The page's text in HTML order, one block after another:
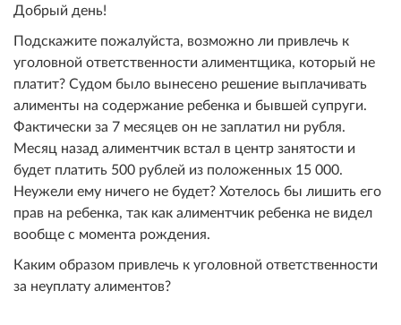
Добрый день!
Подскажите пожалуйста, возможно ли привлечь к
уголовной ответственности алиментщика, который не
платит? Судом было вынесено решение выплачивать
алименты на содержание ребенка и бывшей супруги.
Фактически за 7 месяцев он не заплатил ни рубля.
Месяц назад алиментчик встал в центр занятости и
будет платить 500 рублей из положенных 15 000.
Неужели ему ничего не будет? Хотелось бы лишить его
прав на ребенка, так как алиментчик ребенка не видел
вообще с момента рождения.
Каким образом привлечь к уголовной ответственности
за неуплату алиментов?